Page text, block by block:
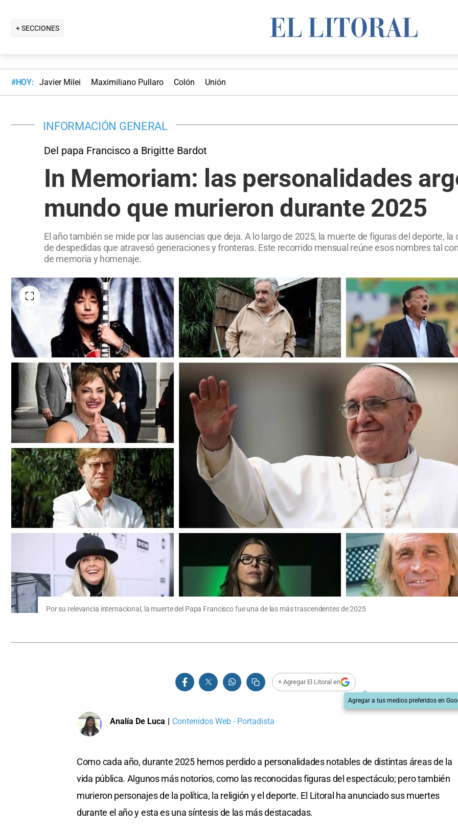
+ SECCIONES
#HOY: Javier Milei Maximiliano Pullaro Colón Unión
INFORMACIÓN GENERAL
Del papa Francisco a Brigitte Bardot
In Memoriam: las personalidades
mundo que murieron durante 2025
El año también se mide por las ausencias que deja. A lo largo de 2025, la muerte de figuras del deporte,
de despedidas que atravesó generaciones y fronteras. Este recorrido mensual reúne esos nombres tal
de memoria y homenaje.
Por su relevancia internacional, la muerte del Papa Francisco fue una de las más trascendentes de 2025
+ Agregar El Litoral en
Agregar a tus medios preferidos en
Analía De Luca | Contenidos Web - Portadista
Como cada año, durante 2025 hemos perdido a personalidades notables de distintas áreas de la
vida pública. Algunos más notorios, como las reconocidas figuras del espectáculo; pero también
murieron personajes de la política, la religión y el deporte. El Litoral ha anunciado sus muertes
durante el año y esta es una síntesis de las más destacadas.